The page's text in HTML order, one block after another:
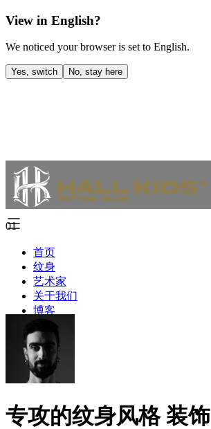
View in English?
We noticed your browser is set to English.
Yes, switch No, stay here
首页
纹身
艺术家
关于我们
博客
01
专攻的纹身风格 装饰